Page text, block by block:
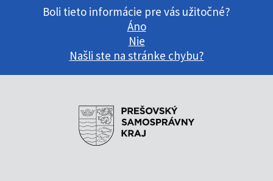
Boli tieto informácie pre vás užitočné?
Áno
Nie
Našli ste na stránke chybu?